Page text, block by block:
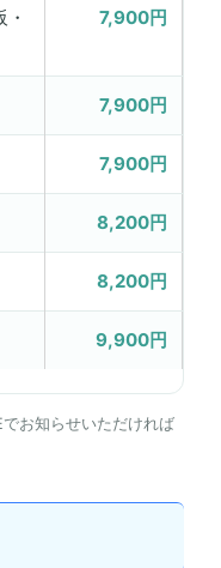
7,900円
7,900円
7,900円
8,200円
8,200円
9,900円
お知らせいただければ